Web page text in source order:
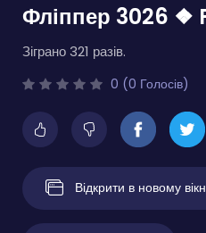
Фліппер 3026 ❖
Зіграно 321 разів.
0 (0 Голосів)
Відкрити в новому